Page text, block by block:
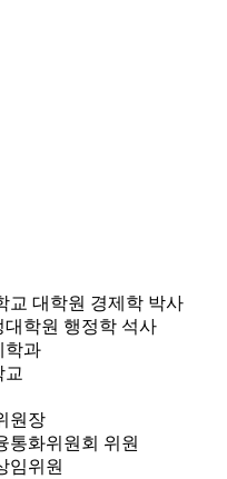
교 대학원 경제학 박사
대학원 행정학 석사
학과
교
원장
통화위원회 위원
임위원